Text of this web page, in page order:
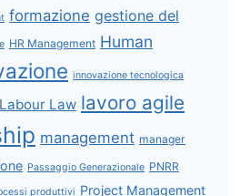
formazione gestione del
HR Management Human
innovazione tecnologica
Labour Law lavoro agile
management manager
Passaggio Generazionale PNRR
produttivi Project Management